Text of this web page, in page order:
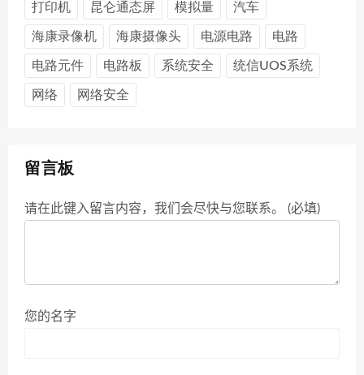
打印机 昆仑通态屏 模拟量 汽车
海康录像机 海康摄像头 电源电路 电路
电路元件 电路板 系统安全 统信UOS系统
网络 网络安全
留言板
请在此键入留言内容，我们会尽快与您联系。 (必填)
您的名字